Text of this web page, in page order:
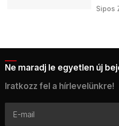
Sipos
Ne maradj le egyetlen új
Iratkozz fel a hírlevelünkre!